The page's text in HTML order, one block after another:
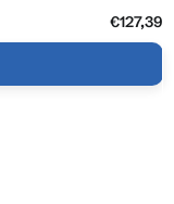
€127,39